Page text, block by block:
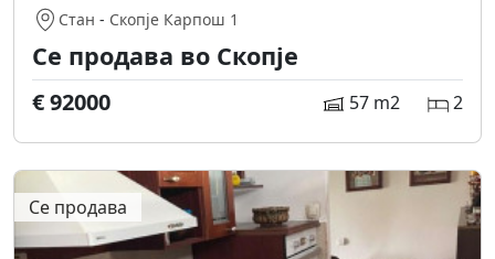
Стан - Скопје Карпош 1
Се продава во Скопје
€ 92000 57 m2 2
Се продава